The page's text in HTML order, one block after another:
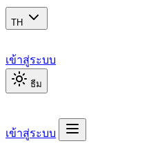
TH
เข้าสู่ระบบ
ธีม
เข้าสู่ระบบ